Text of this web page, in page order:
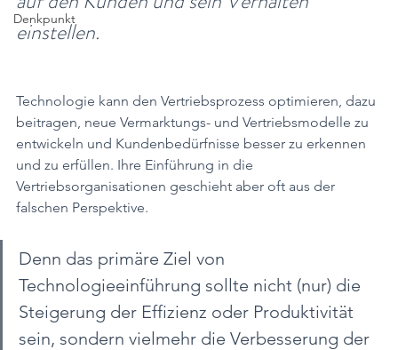
Denkpunkt
einstellen.
Technologie kann den Vertriebsprozess optimieren, dazu
beitragen, neue Vermarktungs- und Vertriebsmodelle zu
entwickeln und Kundenbedürfnisse besser zu erkennen
und zu erfüllen. Ihre Einführung in die
Vertriebsorganisationen geschieht aber oft aus der
falschen Perspektive.
Denn das primäre Ziel von
Technologieeinführung sollte nicht (nur) die
Steigerung der Effizienz oder Produktivität
sein, sondern vielmehr die Verbesserung der